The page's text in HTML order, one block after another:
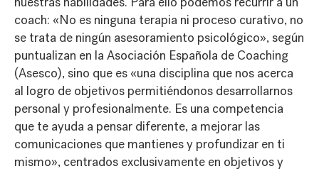
coach: «No es ninguna terapia ni proceso curativo, no
se trata de ningún asesoramiento psicológico», según
puntualizan en la Asociación Española de Coaching
(Asesco), sino que es «una disciplina que nos acerca
al logro de objetivos permitiéndonos desarrollarnos
personal y profesionalmente. Es una competencia
que te ayuda a pensar diferente, a mejorar las
comunicaciones que mantienes y profundizar en ti
mismo», centrados exclusivamente en objetivos y